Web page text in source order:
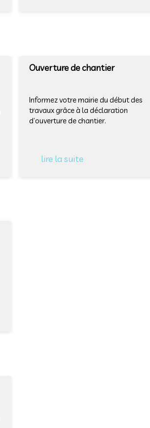
Ouverture de chantier
Informez votre mairie du début des
travaux grâce à la déclaration
d’ouverture de chantier.
lire la suite